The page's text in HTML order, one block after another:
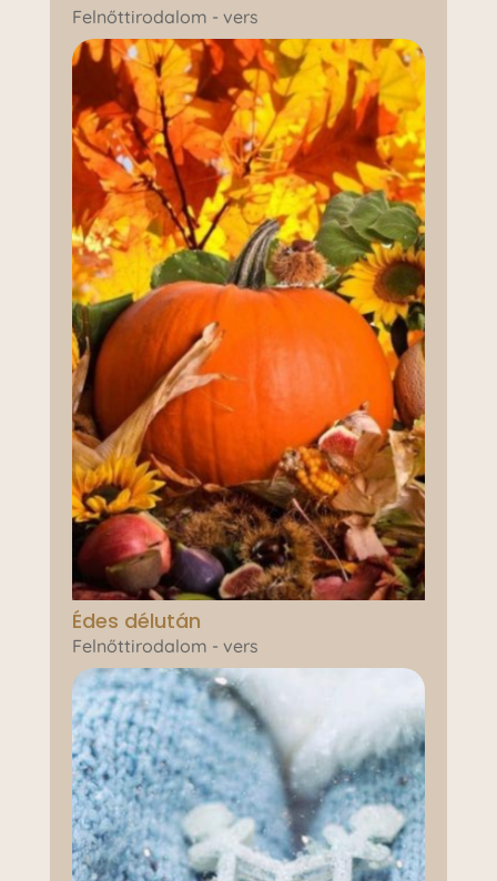
Felnőttirodalom - vers
Édes délután
Felnőttirodalom - vers